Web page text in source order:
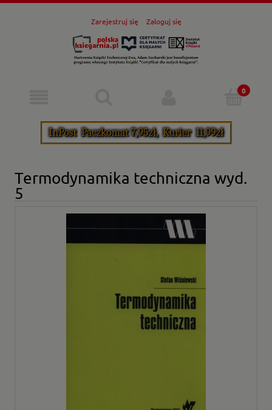
Zarejestruj się Zaloguj się
Termodynamika techniczna wyd.
5